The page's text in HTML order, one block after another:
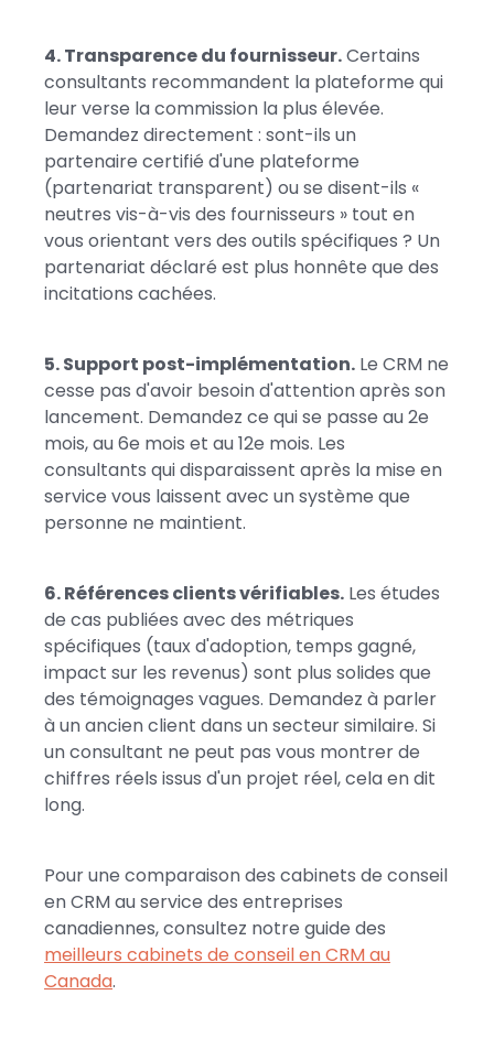
4. Transparence du fournisseur.Certains
consultants recommandent la plateforme qui
leur verse la commission la plus élevée.
Demandez directement : sont-ils un
partenaire certifié d'une plateforme
(partenariat transparent) ou se disent-ils «
neutres vis-à-vis des fournisseurs » tout en
vous orientant vers des outils spécifiques ? Un
partenariat déclaré est plus honnête que des
incitations cachées.
5. Support post-implémentation. Le CRM ne
cesse pas d'avoir besoin d'attention après son
lancement. Demandez ce qui se passe au 2e
mois, au 6e mois et au 12e mois. Les
consultants qui disparaissent après la mise en
service vous laissent avec un système que
personne ne maintient.
6. Références clients vérifiables. Les études
de cas publiées avec des métriques
spécifiques (taux d'adoption, temps gagné,
impact sur les revenus) sont plus solides que
des témoignages vagues. Demandez à parler
à un ancien client dans un secteur similaire. Si
un consultant ne peut pas vous montrer de
chiffres réels issus d'un projet réel, cela en dit
long.
Pour une comparaison des cabinets de conseil
en CRM au service des entreprises
canadiennes, consultez notre guide des
meilleurs cabinets de conseil en CRM au
Canada.